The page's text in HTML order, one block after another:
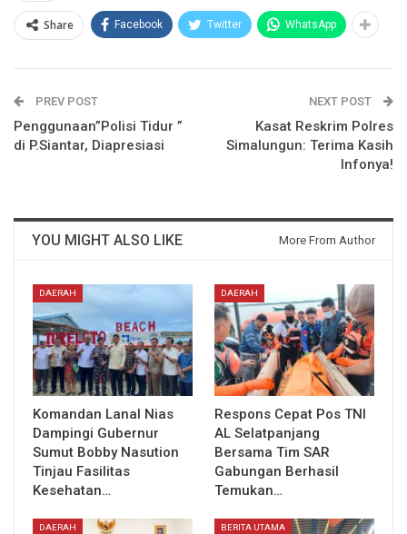
Share Facebook Twitter WhatsApp
PREV POST
Penggunaan”Polisi Tidur ”
di P.Siantar, Diapresiasi
NEXT POST
Kasat Reskrim Polres
Simalungun: Terima Kasih
Infonya!
YOU MIGHT ALSO LIKE More From Author
DAERAH
Komandan Lanal Nias
Dampingi Gubernur
Sumut Bobby Nasution
Tinjau Fasilitas
Kesehatan…
DAERAH
Respons Cepat Pos TNI
AL Selatpanjang
Bersama Tim SAR
Gabungan Berhasil
Temukan…
DAERAH BERITA UTAMA